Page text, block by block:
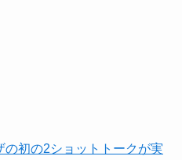
の初の2ショットトークが実